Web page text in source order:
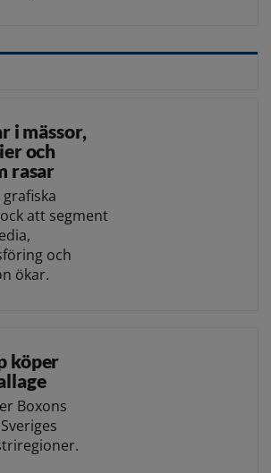
i mässor,
och
rasar
att segment
och
ökar.
köper
Boxons